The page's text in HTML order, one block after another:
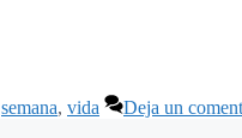
semana, vida Deja un